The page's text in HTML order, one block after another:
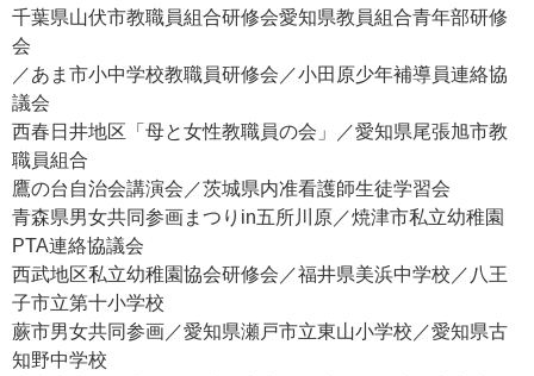
千葉県山伏市教職員組合研修会愛知県教員組合青年部研修
会
／あま市小中学校教職員研修会／小田原少年補導員連絡協
議会
西春日井地区「母と女性教職員の会」／愛知県尾張旭市教
職員組合
鷹の台自治会講演会／茨城県内准看護師生徒学習会
青森県男女共同参画まつりin五所川原／焼津市私立幼稚園
PTA連絡協議会
西武地区私立幼稚園協会研修会／福井県美浜中学校／八王
子市立第十小学校
蕨市男女共同参画／愛知県瀬戸市立東山小学校／愛知県古
知野中学校